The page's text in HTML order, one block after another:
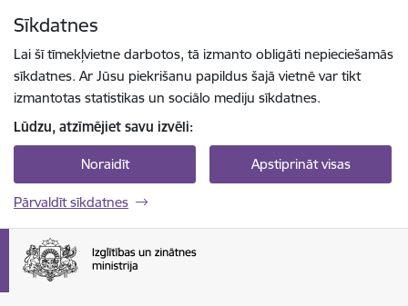
Sīkdatnes
Lai šī tīmekļvietne darbotos, tā izmanto obligāti nepieciešamās
sīkdatnes. Ar Jūsu piekrišanu papildus šajā vietnē var tikt
izmantotas statistikas un sociālo mediju sīkdatnes.
Lūdzu, atzīmējiet savu izvēli:
Noraidīt Apstiprināt visas
Pārvaldīt sīkdatnes